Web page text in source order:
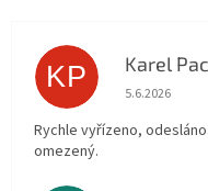
KP Karel
Hodnocení
5.6.2026
Rychle vyřízeno,
omezený.